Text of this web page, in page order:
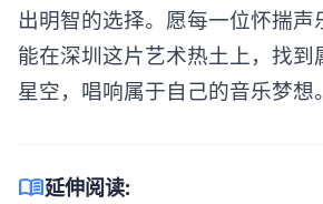
出明智的选择。愿每一位怀揣声
能在深圳这片艺术热土上，找到
星空，唱响属于自己的音乐梦想。